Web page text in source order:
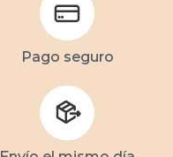
Pago seguro